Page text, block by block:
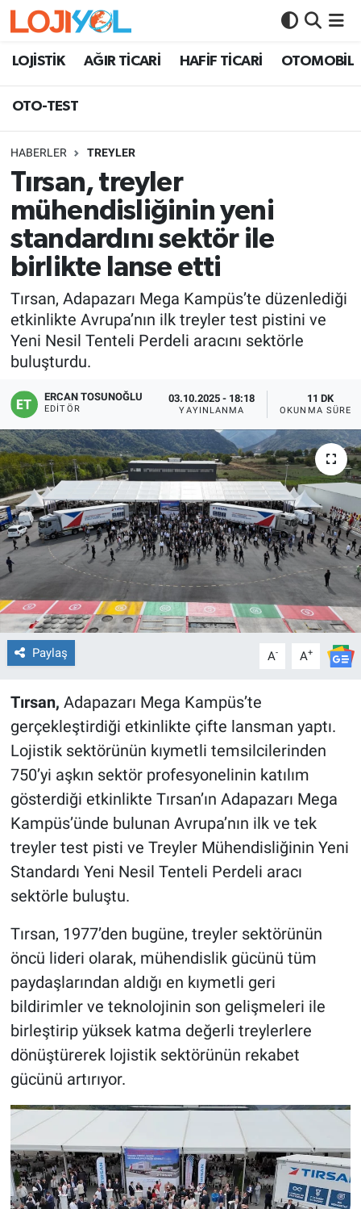
LOJİSTİK AĞIR TİCARİ HAFİF TİCARİ OTOMOBİL
OTO-TEST
HABERLER TREYLER
Tırsan, treyler
mühendisliğinin yeni
standardını sektör ile
birlikte lanse etti
Tırsan, Adapazarı Mega Kampüs’te düzenlediği
etkinlikte Avrupa’nın ilk treyler test pistini ve
Yeni Nesil Tenteli Perdeli aracını sektörle
buluşturdu.
ERCAN TOSUNOĞLU
EDITÖR
03.10.2025 - 18:18
YAYINLANMA
11 DK
OKUNMA SÜRESI
Paylaş A- A+
Tırsan, Adapazarı Mega Kampüs’te
gerçekleştirdiği etkinlikte çifte lansman yaptı.
Lojistik sektörünün kıymetli temsilcilerinden
750’yi aşkın sektör profesyonelinin katılım
gösterdiği etkinlikte Tırsan’ın Adapazarı Mega
Kampüs’ünde bulunan Avrupa’nın ilk ve tek
treyler test pisti ve Treyler Mühendisliğinin Yeni
Standardı Yeni Nesil Tenteli Perdeli aracı
sektörle buluştu.
Tırsan, 1977’den bugüne, treyler sektörünün
öncü lideri olarak, mühendislik gücünü tüm
paydaşlarından aldığı en kıymetli geri
bildirimler ve teknolojinin son gelişmeleri ile
birleştirip yüksek katma değerli treylerlere
dönüştürerek lojistik sektörünün rekabet
gücünü artırıyor.
OTO-TEST